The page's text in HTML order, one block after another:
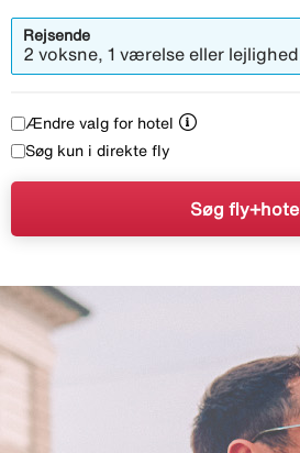
Rejsende
2 voksne, 1 værelse eller lejlighed
Ændre valg for hotel
Søg kun i direkte fly
Søg fly+hotel